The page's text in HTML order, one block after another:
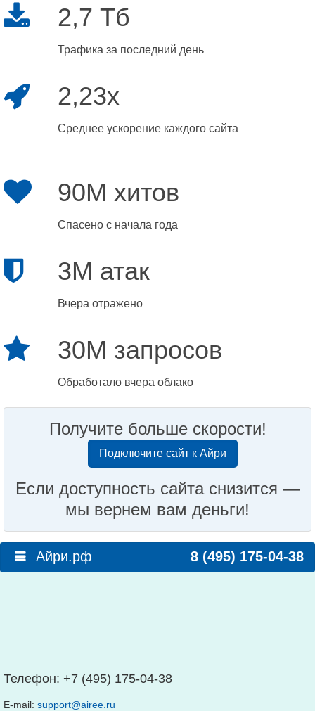
2,7 Тб
Трафика за последний день
2,23x
Среднее ускорение каждого сайта
90M хитов
Спасено с начала года
3M атак
Вчера отражено
30M запросов
Обработало вчера облако
Получите больше скорости!
Подключите сайт к Айри
Если доступность сайта снизится —
мы вернем вам деньги!
Айри.рф 8 (495) 175-04-38
Телефон: +7 (495) 175-04-38
E-mail: support@airee.ru